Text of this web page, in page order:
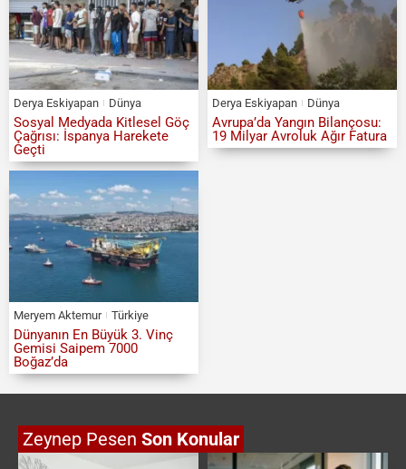
Derya Eskiyapan Dünya
Sosyal Medyada Kitlesel Göç
Çağrısı: İspanya Harekete
Geçti
Derya Eskiyapan Dünya
Avrupa’da Yangın Bilançosu:
19 Milyar Avroluk Ağır Fatura
Meryem Aktemur Türkiye
Dünyanın En Büyük 3. Vinç
Gemisi Saipem 7000
Boğaz’da
Zeynep Pesen Son Konular